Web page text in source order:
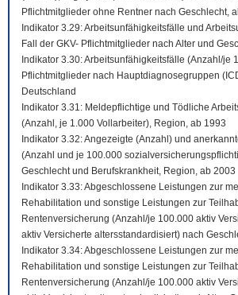
Pflichtmitglieder ohne Rentner nach Geschlecht,
Indikator 3.29: Arbeitsunfähigkeitsfälle und
Fall der GKV- Pflichtmitglieder nach Alter und
Indikator 3.30: Arbeitsunfähigkeitsfälle (Anzahl/je
Pflichtmitglieder nach Hauptdiagnosegruppen
Deutschland
Indikator 3.31: Meldepflichtige und Tödliche
(Anzahl, je 1.000 Vollarbeiter), Region, ab 1993
Indikator 3.32: Angezeigte (Anzahl) und
(Anzahl und je 100.000
Geschlecht und Berufskrankheit, Region, ab 2003
Indikator 3.33: Abgeschlossene Leistungen zur
Rehabilitation und sonstige Leistungen zur
Rentenversicherung (Anzahl/je 100.000 aktiv
aktiv Versicherte altersstandardisiert) nach
Indikator 3.34: Abgeschlossene Leistungen zur
Rehabilitation und sonstige Leistungen zur
Rentenversicherung (Anzahl/je 100.000 aktiv